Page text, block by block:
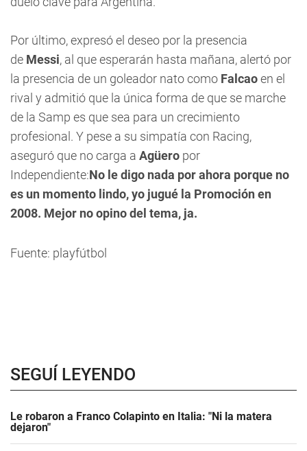
Por último, expresó el deseo por la presencia
de Messi, al que esperarán hasta mañana, alertó por
la presencia de un goleador nato como Falcaoen el
rival y admitió que la única forma de que se marche
de la Samp es que sea para un crecimiento
profesional. Y pese a su simpatía con Racing,
aseguró que no carga a Agüero por
Independiente:No le digo nada por ahora porque no
es un momento lindo, yo jugué la Promoción en
2008. Mejor no opino del tema, ja.
Fuente: playfútbol
SEGUÍ LEYENDO
Le robaron a Franco Colapinto en Italia: "Ni la matera
dejaron"